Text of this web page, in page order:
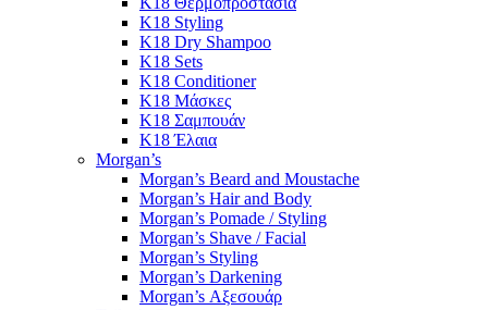
K18 Styling
K18 Dry Shampoo
K18 Sets
K18 Conditioner
K18 Μάσκες
K18 Σαμπουάν
K18 Έλαια
Morgan’s
Morgan’s Beard and Moustache
Morgan’s Hair and Body
Morgan’s Pomade / Styling
Morgan’s Shave / Facial
Morgan’s Styling
Morgan’s Darkening
Morgan’s Αξεσουάρ